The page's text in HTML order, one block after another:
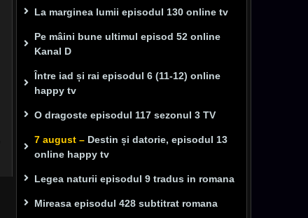
La marginea lumii episodul 130 online tv
Pe mâini bune ultimul episod 52 online
Kanal D
Între iad și rai episodul 6 (11-12) online
happy tv
O dragoste episodul 117 sezonul 3 TV
7 august – Destin și datorie, episodul 13
online happy tv
Legea naturii episodul 9 tradus in romana
Mireasa episodul 428 subtitrat romana